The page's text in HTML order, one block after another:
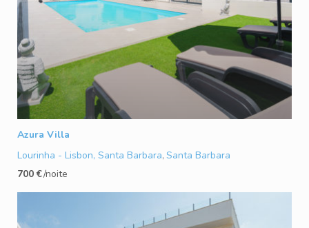
Azura Villa
Lourinha - Lisbon, Santa Barbara, Santa Barbara
700 €/noite